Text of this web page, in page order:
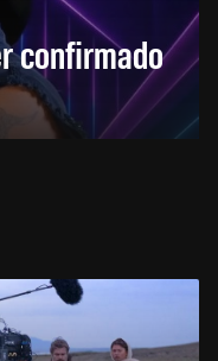
confirmado